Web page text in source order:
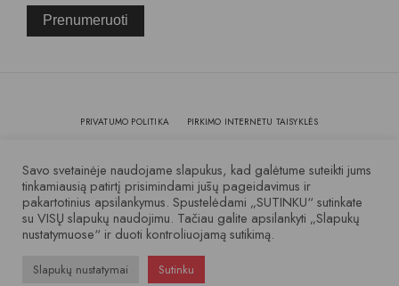
Prenumeruoti
© 2007 – 2025 Visos teisės saugomos
PRIVATUMO POLITIKA
PIRKIMO INTERNETU TAISYKLĖS
Savo svetainėje naudojame slapukus, kad galėtume suteikti jums
tinkamiausią patirtį prisimindami jūsų pageidavimus ir
pakartotinius apsilankymus. Spustelėdami „SUTINKU“ sutinkate
su VISŲ slapukų naudojimu. Tačiau galite apsilankyti „Slapukų
nustatymuose“ ir duoti kontroliuojamą sutikimą.
Slapukų nustatymai Sutinku